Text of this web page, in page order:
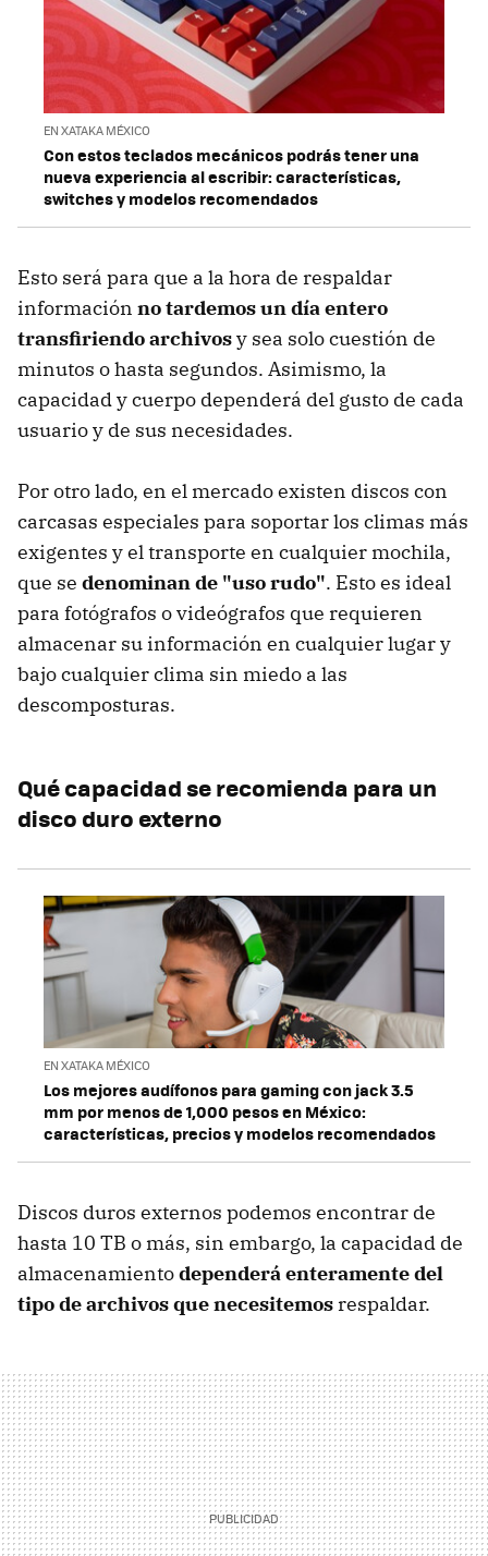
EN XATAKA MÉXICO
Con estos teclados mecánicos podrás tener una
nueva experiencia al escribir: características,
switches y modelos recomendados
Esto será para que a la hora de respaldar
información no tardemos un día entero
transfiriendo archivosy sea solo cuestión de
minutos o hasta segundos. Asimismo, la
capacidad y cuerpo dependerá del gusto de cada
usuario y de sus necesidades.
Por otro lado, en el mercado existen discos con
carcasas especiales para soportar los climas más
exigentes y el transporte en cualquier mochila,
que se denominan de "uso rudo". Esto es ideal
para fotógrafos o videógrafos que requieren
almacenar su información en cualquier lugar y
bajo cualquier clima sin miedo a las
descomposturas.
Qué capacidad se recomienda para un
disco duro externo
EN XATAKA MÉXICO
Los mejores audífonos para gaming con jack 3.5
mm por menos de 1,000 pesos en México:
características, precios y modelos recomendados
Discos duros externos podemos encontrar de
hasta 10 TB o más, sin embargo, la capacidad de
almacenamientodependerá enteramente del
tipo de archivos que necesitemos respaldar.